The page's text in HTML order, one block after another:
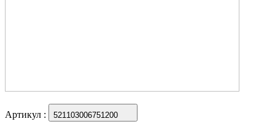
Артикул : 521103006751200